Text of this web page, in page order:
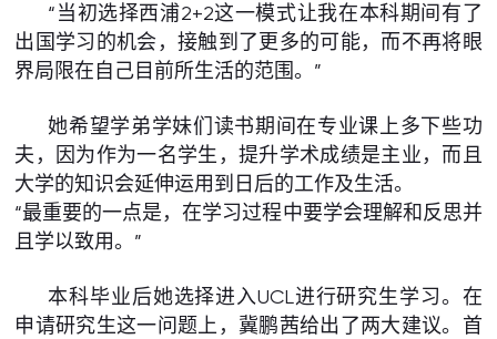
“当初选择西浦2+2这一模式让我在本科期间有了
出国学习的机会，接触到了更多的可能，而不再将眼
界局限在自己目前所生活的范围。”
她希望学弟学妹们读书期间在专业课上多下些功
夫，因为作为一名学生，提升学术成绩是主业，而且
大学的知识会延伸运用到日后的工作及生活。
“最重要的一点是，在学习过程中要学会理解和反思并
且学以致用。”
本科毕业后她选择进入UCL进行研究生学习。在
申请研究生这一问题上，冀鹏茜给出了两大建议。首